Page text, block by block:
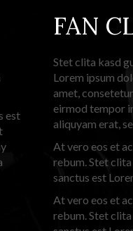
est
FAN
Stet clita kasd
Lorem ipsum
amet,
eirmod tempor
aliquyam erat,
At vero eos et
rebum. Stet
sanctus est
At vero eos et
rebum. Stet